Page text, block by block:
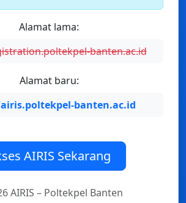
Alamat lama:
banten.ac.id
Alamat baru:
banten.ac.id
AIRIS Sekarang
AIRIS – Poltekpel Banten